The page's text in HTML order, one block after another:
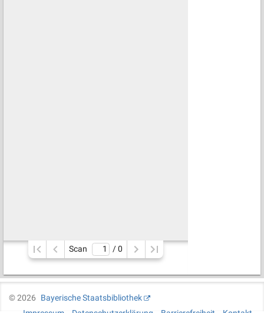
Scan / 0
©2026
Bayerische Staatsbibliothek